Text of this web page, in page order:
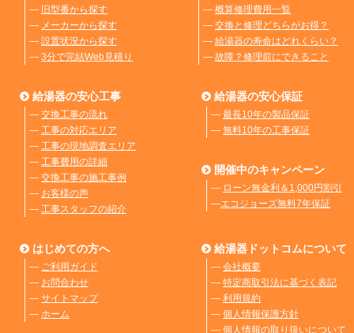
― 旧型番から探す
― メーカーから探す
― 設置状況から探す
― 3分で完結Web見積り
― 概算修理費用一覧
― 交換と修理どちらがお得？
― 給湯器の寿命はどれくらい？
― 故障？修理前にできること
給湯器の安心工事
― 交換工事の流れ
― 工事の対応エリア
― 工事の現地調査エリア
― 工事費用の詳細
― 交換工事の施工事例
― お客様の声
― 工事スタッフの紹介
給湯器の安心保証
― 最長10年の製品保証
― 無料10年の工事保証
開催中のキャンペーン
― ローン無金利＆1,000円割引
―エコジョーズ無料7年保証
はじめての方へ
― ご利用ガイド
― お問合わせ
― サイトマップ
― ホーム
給湯器ドットコムについて
― 会社概要
― 特定商取引法に基づく表記
― 利用規約
― 個人情報保護方針
― 個人情報の取り扱いについて